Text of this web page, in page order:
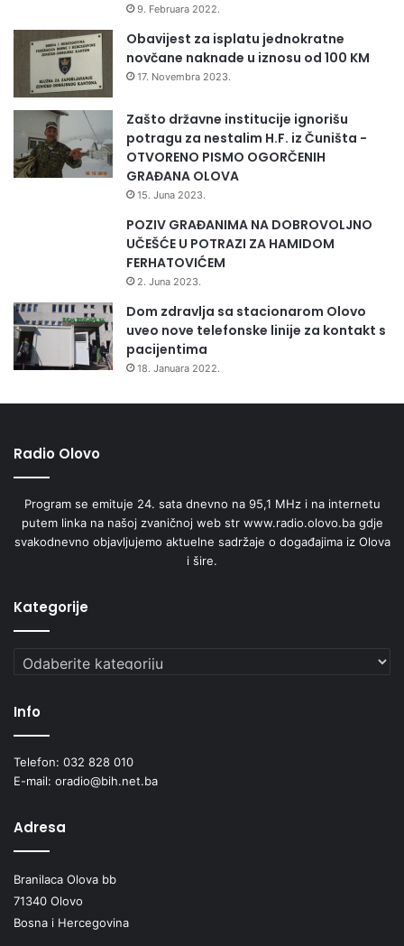
9. Februara 2022.
Obavijest za isplatu jednokratne
novčane naknade u iznosu od 100 KM
17. Novembra 2023.
Zašto državne institucije ignorišu
potragu za nestalim H.F. iz Čuništa -
OTVORENO PISMO OGORČENIH
GRAĐANA OLOVA
15. Juna 2023.
POZIV GRAĐANIMA NA DOBROVOLJNO
UČEŠĆE U POTRAZI ZA HAMIDOM
FERHATOVIĆEM
2. Juna 2023.
Dom zdravlja sa stacionarom Olovo
uveo nove telefonske linije za kontakt s
pacijentima
18. Januara 2022.
Radio Olovo
Program se emituje 24. sata dnevno na 95,1 MHz i na internetu
putem linka na našoj zvaničnoj web str www.radio.olovo.ba gdje
svakodnevno objavljujemo aktuelne sadržaje o događajima iz Olova
i šire.
Kategorije
Kategorije
Info
Telefon: 032 828 010
E-mail: oradio@bih.net.ba
Adresa
Branilaca Olova bb
71340 Olovo
Bosna i Hercegovina